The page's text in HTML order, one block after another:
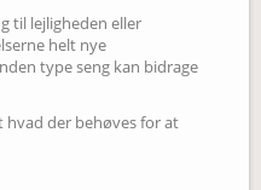
til lejligheden eller
helt nye
type seng kan bidrage
hvad der behøves for at